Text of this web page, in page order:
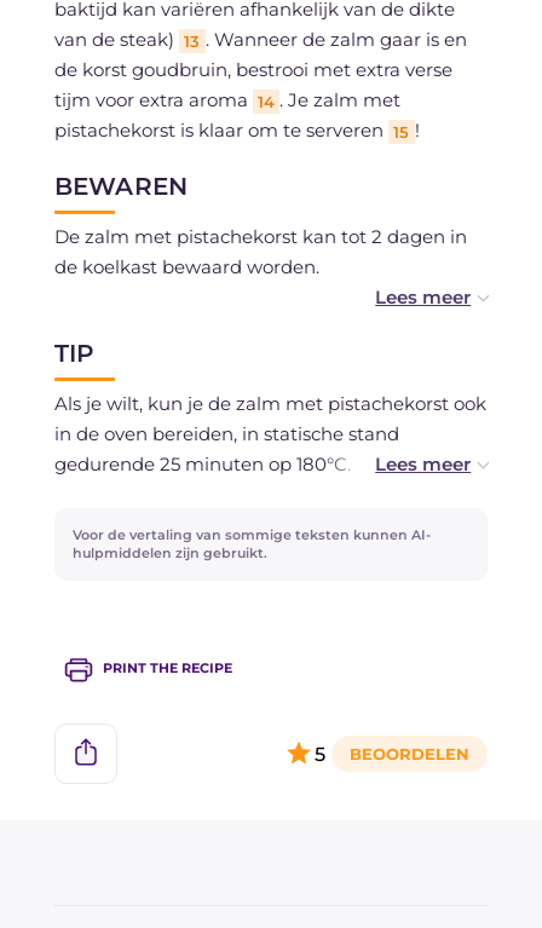
baktijd kan variëren afhankelijk van de dikte
van de steak) 13 . Wanneer de zalm gaar is en
de korst goudbruin, bestrooi met extra verse
tijm voor extra aroma 14 . Je zalm met
pistachekorst is klaar om te serveren 15 !
BEWAREN
De zalm met pistachekorst kan tot 2 dagen in
de koelkast bewaard worden.
TIP
Als je wilt, kun je de zalm met pistachekorst ook
in de oven bereiden, in statische stand
gedurende 25 minuten op 180°C.
Vond je dit recept lekker? Probeer het ook met
andere vissoorten, zoals de
Voor de vertaling van sommige teksten kunnen AI-
hulpmiddelen zijn gebruikt.
PRINT THE RECIPE
5